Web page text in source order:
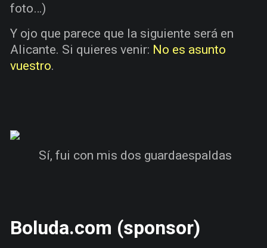
foto…)
Y ojo que parece que la siguiente será en
Alicante. Si quieres venir: No es asunto
vuestro.
Sí, fui con mis dos guardaespaldas
Boluda.com (sponsor)